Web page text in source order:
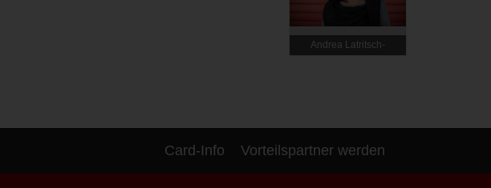
Andrea Latritsch-
Karlbauer
Card-Info Vorteilspartner werden